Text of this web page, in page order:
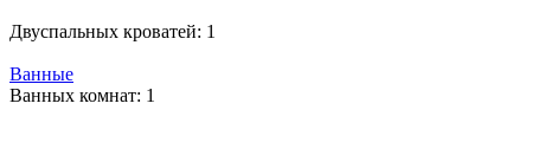
Двуспальных кроватей: 1
Ванные
Ванных комнат: 1